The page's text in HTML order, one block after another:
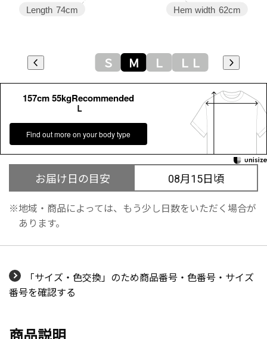
Hem width 62cm
Length 74cm
Ｓ Ｍ Ｌ ＬＬ
157cm 55kgRecommended
Ｌ
Find out more on your body type
お届け日の目安 08月15日頃
地域・商品によっては、もう少し日数をいただく場合が
あります。
「サイズ・色交換」のため商品番号・色番号・サイズ
番号を確認する
商品説明